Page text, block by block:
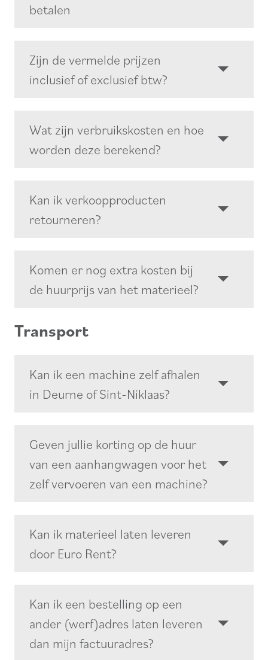
betalen
Zijn de vermelde prijzen
inclusief of exclusief btw?
Wat zijn verbruikskosten en hoe
worden deze berekend?
Kan ik verkoopproducten
retourneren?
Komen er nog extra kosten bij
de huurprijs van het materieel?
Transport
Kan ik een machine zelf afhalen
in Deurne of Sint-Niklaas?
Geven jullie korting op de huur
van een aanhangwagen voor het
zelf vervoeren van een machine?
Kan ik materieel laten leveren
door Euro Rent?
Kan ik een bestelling op een
ander (werf)adres laten leveren
dan mijn factuuradres?